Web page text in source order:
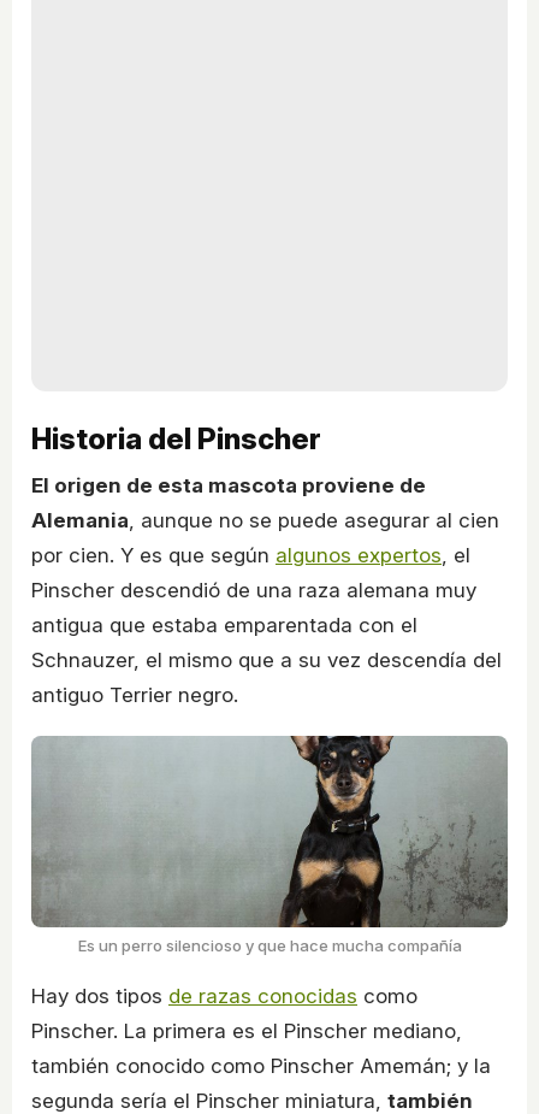
Historia del Pinscher
El origen de esta mascota proviene de
Alemania, aunque no se puede asegurar al cien
por cien. Y es que según algunos expertos, el
Pinscher descendió de una raza alemana muy
antigua que estaba emparentada con el
Schnauzer, el mismo que a su vez descendía del
antiguo Terrier negro.
Es un perro silencioso y que hace mucha compañía
Hay dos tipos de razas conocidas como
Pinscher. La primera es el Pinscher mediano,
también conocido como Pinscher Amemán; y la
segunda sería el Pinscher miniatura, también